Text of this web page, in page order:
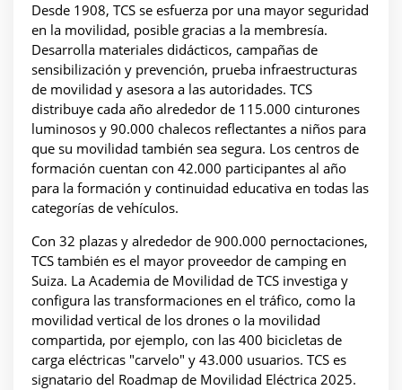
Desde 1908, TCS se esfuerza por una mayor seguridad
en la movilidad, posible gracias a la membresía.
Desarrolla materiales didácticos, campañas de
sensibilización y prevención, prueba infraestructuras
de movilidad y asesora a las autoridades. TCS
distribuye cada año alrededor de 115.000 cinturones
luminosos y 90.000 chalecos reflectantes a niños para
que su movilidad también sea segura. Los centros de
formación cuentan con 42.000 participantes al año
para la formación y continuidad educativa en todas las
categorías de vehículos.
Con 32 plazas y alrededor de 900.000 pernoctaciones,
TCS también es el mayor proveedor de camping en
Suiza. La Academia de Movilidad de TCS investiga y
configura las transformaciones en el tráfico, como la
movilidad vertical de los drones o la movilidad
compartida, por ejemplo, con las 400 bicicletas de
carga eléctricas "carvelo" y 43.000 usuarios. TCS es
signatario del Roadmap de Movilidad Eléctrica 2025.